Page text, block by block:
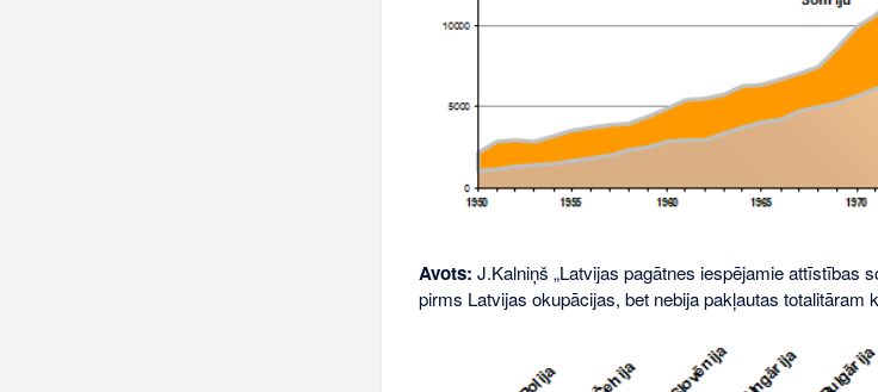
Avots: J.Kalniņš „Latvijas pagātnes iespējamie attīstības
pirms Latvijas okupācijas, bet nebija pakļautas